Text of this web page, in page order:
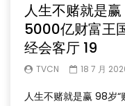
人生不赌就是
5000亿财富王
经会客厅 19
TVCN 18 7 月
人生不赌就是赢 98岁